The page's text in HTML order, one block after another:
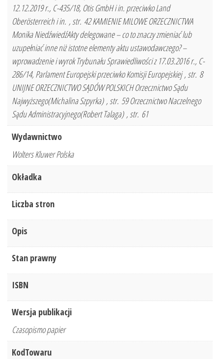
12.12.2019 r., C-435/18, Otis GmbH i in. przeciwko Land
Oberösterreich i in. , str. 42 KAMIENIE MILOWE ORZECZNICTWA
Monika NiedźwiedźAkty delegowane – co to znaczy zmieniać lub
uzupełniać inne niż istotne elementy aktu ustawodawczego? –
wprowadzenie i wyrok Trybunału Sprawiedliwości z 17.03.2016 r., C-
286/14, Parlament Europejski przeciwko Komisji Europejskiej , str. 8
UNIJNE ORZECZNICTWO SĄDÓW POLSKICH Orzecznictwo Sądu
Najwyższego(Michalina Szpyrka) , str. 59 Orzecznictwo Naczelnego
Sądu Administracyjnego(Robert Talaga) , str. 61
Wydawnictwo
Wolters Kluwer Polska
Okładka
Liczba stron
Opis
Stan prawny
ISBN
Wersja publikacji
Czasopismo papier
KodTowaru